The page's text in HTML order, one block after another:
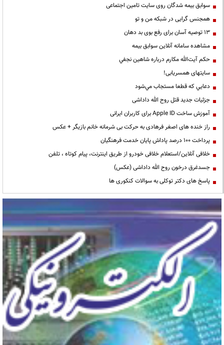
سوابق بیمه شدگان روی سایت تامین اجتماعی
همجنس گرایی در شبکه من و تو
13 توصیه آسان برای رفع بوی بد دهان
مشاهده سامانه آنلاين سوابق بیمه
حكم آيت‌الله مكارم درباره شاهين نجفي
سایتهای همسریابی!
دعايي كه قطعا مستجاب مي‌شود
جزئیات جدید قتل روح الله داداشی
آموزش ساخت Apple ID برای کاربران ایرانی
راز خنده های اصغر فرهادی به حرکت بی شرمانه خانم بازیگر + عکس
پرداخت ۱۰۰ درصد پاداش پایان خدمت فرهنگیان
خلافی آنلاین/استعلام خلافی خودرو از طریق اینترنت، پیام کوتاه ، تلفن
جسدغرق درخون روح الله داداشی (عکس)
پاسخ های دکتر توکلی به سوالات کنکوری ها